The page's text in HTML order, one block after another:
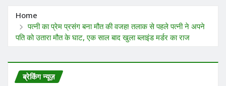
Home
पत्नी का प्रेम प्रसंग बना मौत की वजह! तलाक से पहले पत्नी ने अपने
पति को उतारा मौत के घाट, एक साल बाद खुला ब्लाइंड मर्डर का राज
ब्रेकिंग न्यूज़